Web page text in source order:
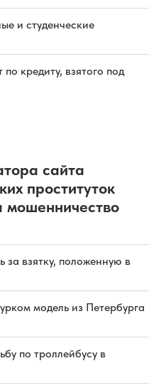
и студенческие
кредиту, взятого под
сайта
проституток
мошенничество
за взятку, положенную в
модель из Петербурга
по троллейбусу в